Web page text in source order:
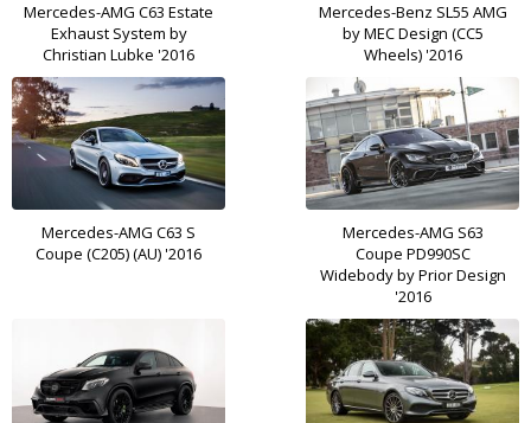
Mercedes-AMG C63 Estate
Exhaust System by
Christian Lubke '2016
Mercedes-Benz SL55 AMG
by MEC Design (CC5
Wheels) '2016
Mercedes-AMG C63 S
Coupe (C205) (AU) '2016
Mercedes-AMG S63
Coupe PD990SC
Widebody by Prior Design
'2016